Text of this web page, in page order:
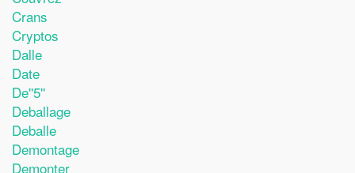
Crans
Cryptos
Dalle
Date
De''5''
Deballage
Deballe
Demontage
Demonter